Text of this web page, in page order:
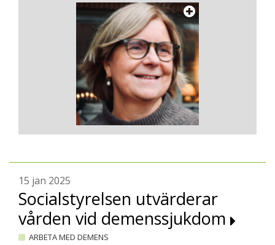
15 jan 2025
Socialstyrelsen utvärderar
vården vid demenssjukdom
ARBETA MED DEMENS